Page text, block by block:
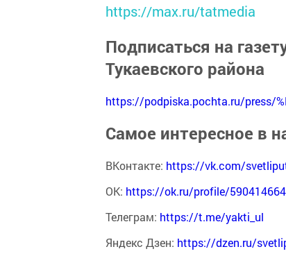
https://max.ru/tatmedia
Подписаться на
Тукаевского района
https://podpiska.pochta.ru/press/
Самое интересное в
ВКонтакте: https://vk.com/
ОК: https://ok.ru/profile/
Телеграм: https://t.me/yakti_ul
Яндекс Дзен: https://dzen.ru/